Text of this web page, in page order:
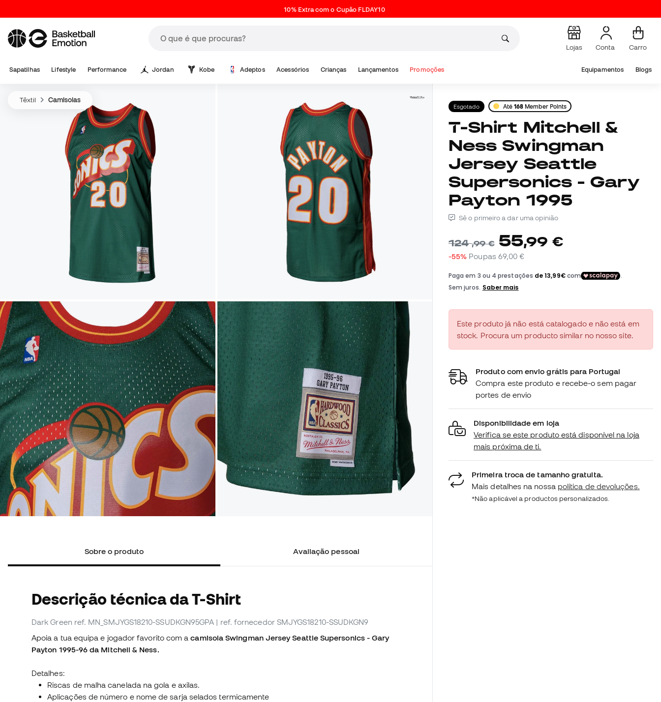
10% Extra com o Cupão FLDAY10
Lojas Conta Carro
Sapatilhas Lifestyle Performance Jordan Kobe Adeptos Acessórios Crianças Lançamentos Promoções Equipamentos Blogs
Têxtil Camisolas
Sobre o produto Avaliação pessoal
Descrição técnica da T-Shirt
Dark Green ref. MN_SMJYGS18210-SSUDKGN95GPA | ref. fornecedor SMJYGS18210-SSUDKGN9
Apoia a tua equipa e jogador favorito com acamisola Swingman Jersey Seattle Supersonics - Gary
Payton 1995-96 da Mitchell & Ness.
Detalhes:
Riscas de malha canelada na gola e axilas.
Aplicações de número e nome de sarja selados termicamente
Esgotado Até 168 Member Points
T-Shirt Mitchell &
Ness Swingman
Jersey Seattle
Supersonics - Gary
Payton 1995
Sê o primeiro a dar uma opinião
124,99 € 55,99 €
-55% Poupas 69,00 €
Este produto já não está catalogado e não está em
stock. Procura um producto similar no nosso site.
Produto com envio grátis para Portugal
Compra este produto e recebe-o sem pagar
portes de envio
Disponibilidade em loja
Verifica se este produto está disponível na loja
mais próxima de ti.
Primeira troca de tamanho gratuita.
Mais detalhes na nossa política de devoluções.
*Não aplicável a productos personalizados.